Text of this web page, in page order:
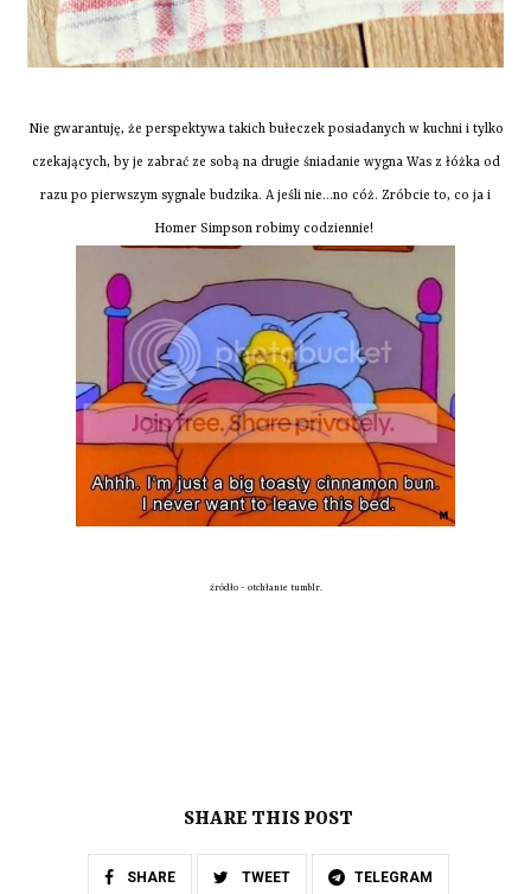
Nie gwarantuję, że perspektywa takich bułeczek posiadanych w kuchni i tylko
czekających, by je zabrać ze sobą na drugie śniadanie wygna Was z łóżka od
razu po pierwszym sygnale budzika. A jeśli nie...no cóż. Zróbcie to, co ja i
Homer Simpson robimy codziennie!
źródło - otchłanie tumblr.
SHARE THIS POST
SHARE TWEET TELEGRAM